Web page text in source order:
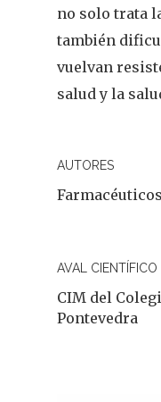
no solo trata
también
vuelvan
salud y la
AUTORES
AVAL CIENTÍFICO
CIM del
Pontevedra